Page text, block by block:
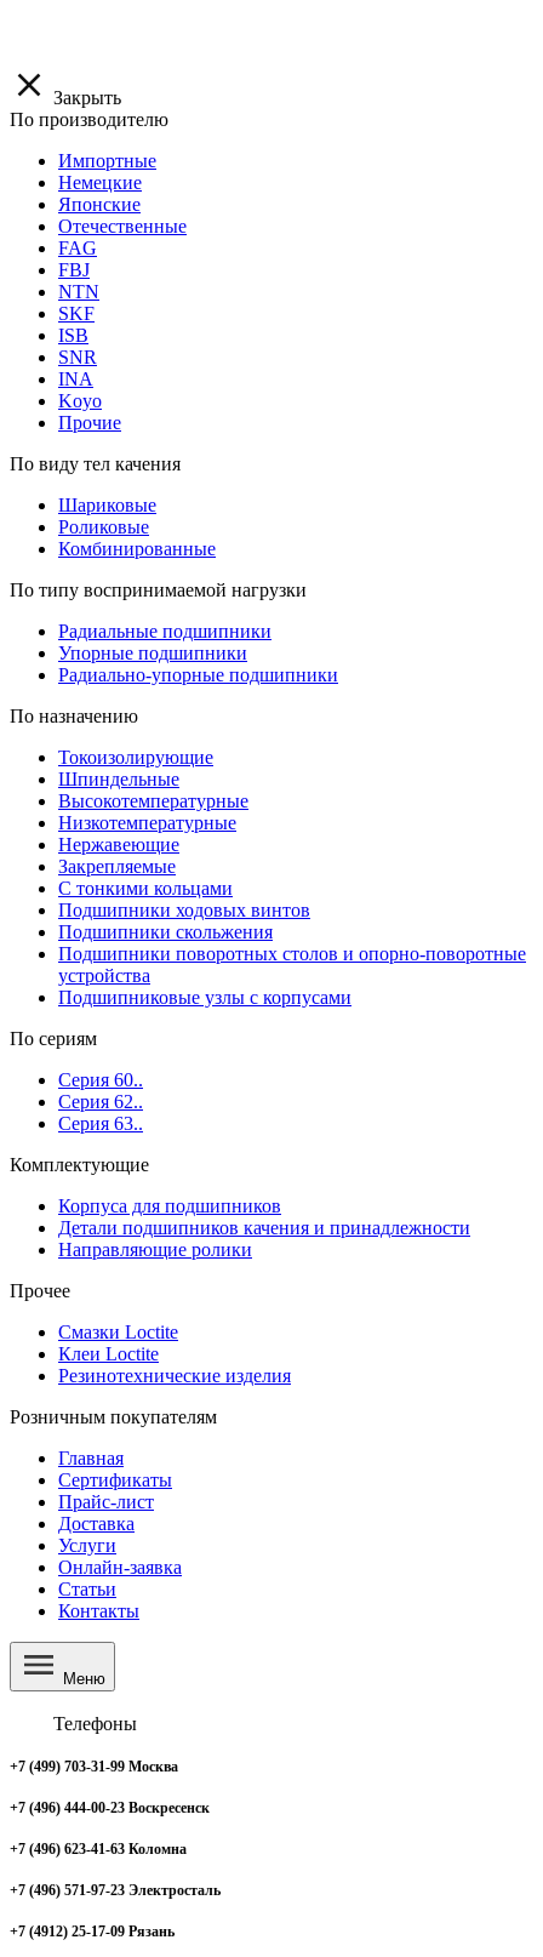
Закрыть
По производителю
Импортные
Немецкие
Японские
Отечественные
FAG
FBJ
NTN
SKF
ISB
SNR
INA
Koyo
Прочие
По виду тел качения
Шариковые
Роликовые
Комбинированные
По типу воспринимаемой нагрузки
Радиальные подшипники
Упорные подшипники
Радиально-упорные подшипники
По назначению
Токоизолирующие
Шпиндельные
Высокотемпературные
Низкотемпературные
Нержавеющие
Закрепляемые
С тонкими кольцами
Подшипники ходовых винтов
Подшипники скольжения
Подшипники поворотных столов и опорно-поворотные
устройства
Подшипниковые узлы с корпусами
По сериям
Серия 60..
Серия 62..
Серия 63..
Комплектующие
Корпуса для подшипников
Детали подшипников качения и принадлежности
Направляющие ролики
Прочее
Смазки Loctite
Клеи Loctite
Резинотехнические изделия
Розничным покупателям
Главная
Сертификаты
Прайс-лист
Доставка
Услуги
Онлайн-заявка
Статьи
Контакты
Меню
Телефоны
+7 (499) 703-31-99 Москва
+7 (496) 444-00-23 Воскресенск
+7 (496) 623-41-63 Коломна
+7 (496) 571-97-23 Электросталь
+7 (4912) 25-17-09 Рязань